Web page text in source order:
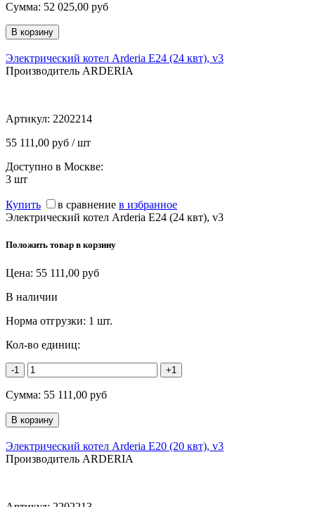
Сумма: 52 025,00 руб
Электрический котел Arderia E24 (24 квт), v3
Производитель ARDERIA
Артикул: 2202214
55 111,00 руб / шт
Доступно в Москве:
3 шт
Купить в сравнение в избранное
Электрический котел Arderia E24 (24 квт), v3
Положить товар в корзину
Цена: 55 111,00 руб
В наличии
Норма отгрузки: 1 шт.
Кол-во единиц:
-1 +1
Сумма: 55 111,00 руб
Электрический котел Arderia E20 (20 квт), v3
Производитель ARDERIA